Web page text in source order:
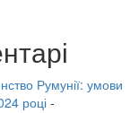
Румунії: умови
році-